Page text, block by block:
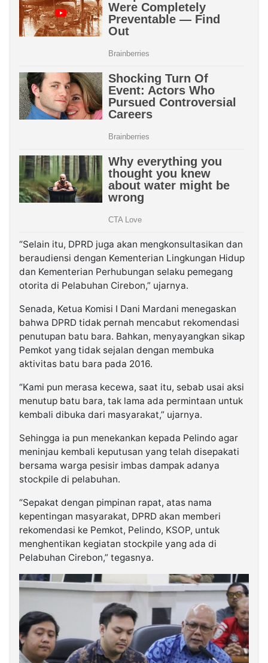
“Selain itu, DPRD juga akan mengkonsultasikan dan
beraudiensi dengan Kementerian Lingkungan Hidup
dan Kementerian Perhubungan selaku pemegang
otorita di Pelabuhan Cirebon,” ujarnya.
Senada, Ketua Komisi I Dani Mardani menegaskan
bahwa DPRD tidak pernah mencabut rekomendasi
penutupan batu bara. Bahkan, menyayangkan sikap
Pemkot yang tidak sejalan dengan membuka
aktivitas batu bara pada 2016.
“Kami pun merasa kecewa, saat itu, sebab usai aksi
menutup batu bara, tak lama ada permintaan untuk
kembali dibuka dari masyarakat,” ujarnya.
Sehingga ia pun menekankan kepada Pelindo agar
meninjau kembali keputusan yang telah disepakati
bersama warga pesisir imbas dampak adanya
stockpile di pelabuhan.
“Sepakat dengan pimpinan rapat, atas nama
kepentingan masyarakat, DPRD akan memberi
rekomendasi ke Pemkot, Pelindo, KSOP, untuk
menghentikan kegiatan stockpile yang ada di
Pelabuhan Cirebon,” tegasnya.